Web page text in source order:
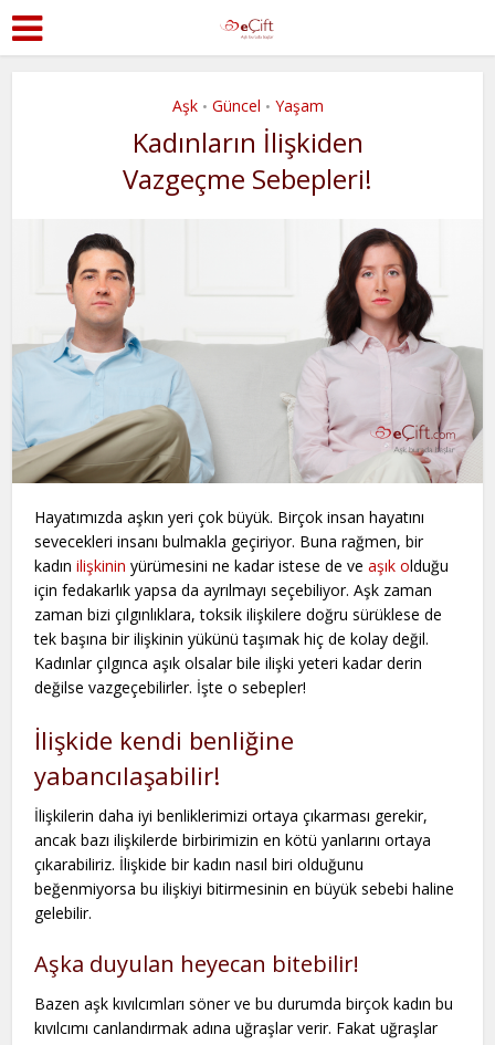
Aşk • Güncel • Yaşam
Kadınların İlişkiden
Vazgeçme Sebepleri!
Hayatımızda aşkın yeri çok büyük. Birçok insan hayatını
sevecekleri insanı bulmakla geçiriyor. Buna rağmen, bir
kadın ilişkinin yürümesini ne kadar istese de ve aşık olduğu
için fedakarlık yapsa da ayrılmayı seçebiliyor. Aşk zaman
zaman bizi çılgınlıklara, toksik ilişkilere doğru sürüklese de
tek başına bir ilişkinin yükünü taşımak hiç de kolay değil.
Kadınlar çılgınca aşık olsalar bile ilişki yeteri kadar derin
değilse vazgeçebilirler. İşte o sebepler!
İlişkide kendi benliğine
yabancılaşabilir!
İlişkilerin daha iyi benliklerimizi ortaya çıkarması gerekir,
ancak bazı ilişkilerde birbirimizin en kötü yanlarını ortaya
çıkarabiliriz. İlişkide bir kadın nasıl biri olduğunu
beğenmiyorsa bu ilişkiyi bitirmesinin en büyük sebebi haline
gelebilir.
Aşka duyulan heyecan bitebilir!
Bazen aşk kıvılcımları söner ve bu durumda birçok kadın bu
kıvılcımı canlandırmak adına uğraşlar verir. Fakat uğraşlar